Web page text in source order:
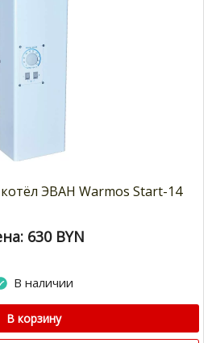
ЭВАН Warmos Start-14
630 BYN
В наличии
В корзину